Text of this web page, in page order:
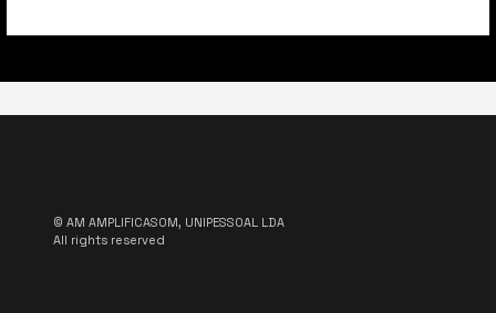
© AM AMPLIFICASOM, UNIPESSOAL LDA
All rights reserved